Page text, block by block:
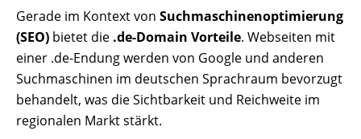
Gerade im Kontext von Suchmaschinenoptimierung
(SEO) bietet die .de-Domain Vorteile. Webseiten mit
einer .de-Endung werden von Google und anderen
Suchmaschinen im deutschen Sprachraum bevorzugt
behandelt, was die Sichtbarkeit und Reichweite im
regionalen Markt stärkt.